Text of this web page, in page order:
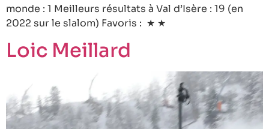
monde : 1 Meilleurs résultats à Val d’Isère : 19 (en
2022 sur le slalom) Favoris : ★ ★
Loic Meillard